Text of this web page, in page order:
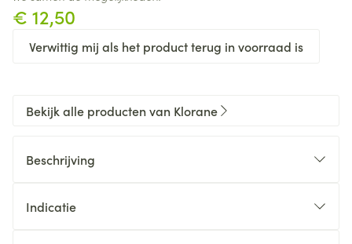
€ 12,50
Verwittig mij als het product terug in voorraad is
Bekijk alle producten van Klorane
Beschrijving
Indicatie